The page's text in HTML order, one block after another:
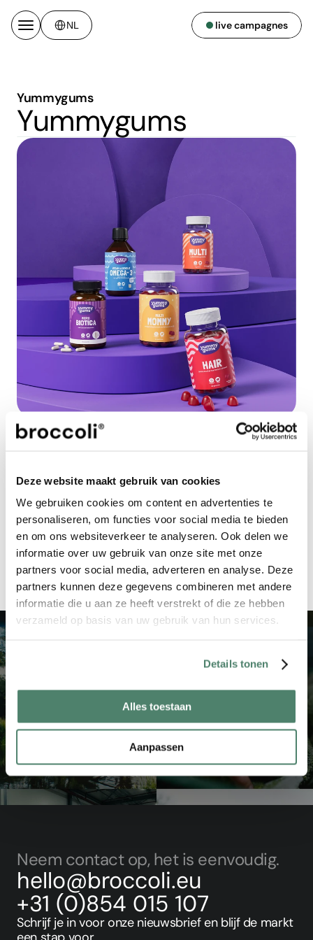
Deze website maakt gebruik van cookies
We gebruiken cookies om content en advertenties te
personaliseren, om functies voor social media te bieden
en om ons websiteverkeer te analyseren. Ook delen we
informatie over uw gebruik van onze site met onze
partners voor social media, adverteren en analyse. Deze
partners kunnen deze gegevens combineren met andere
informatie die u aan ze heeft verstrekt of die ze hebben
verzameld op basis van uw gebruik van hun services.
Details tonen
Alles toestaan
Aanpassen
Yummygums
Yummygums
Noot voor de redactie niet voor publicatie
Voor meer informatie, beeldmateriaal en/of aanvragen van
en impact samenbrengt, zodat je
investering goed doet én goed voelt.
Select Language
NL live campagnes
voor investeerders
Voor bedrijven
Neem contact op, het is eenvoudig.
hello@broccoli.eu
+31 (0)854 015 107
Schrijf je in voor onze nieuwsbrief en blijf de markt